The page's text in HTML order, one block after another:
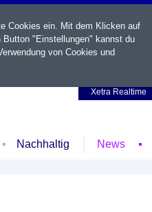
Xetra Realtime
Nachhaltig News
Cookies ein. Mit dem Klicken auf
Button "Einstellungen" kannst du
von Cookies und